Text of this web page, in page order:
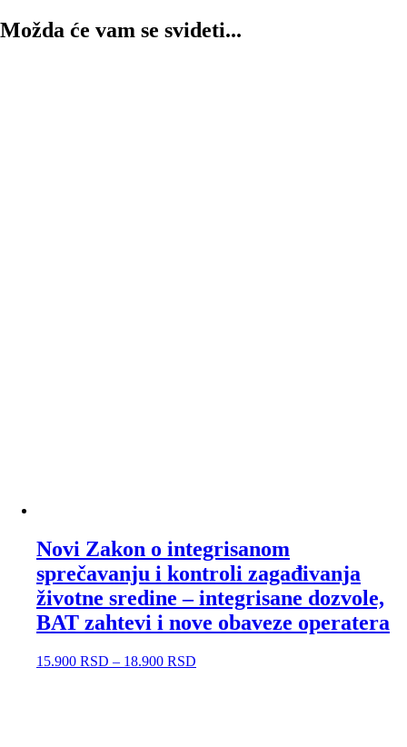
Možda će vam se svideti...
Novi Zakon o integrisanom
sprečavanju i kontroli zagađivanja
životne sredine – integrisane dozvole,
BAT zahtevi i nove obaveze operatera
15.900 RSD – 18.900 RSD